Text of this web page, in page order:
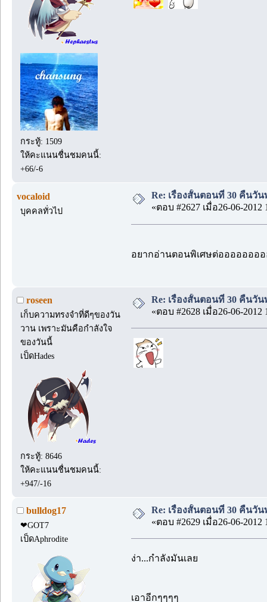
กระทู้: 1509
ให้คะแนนชื่นชมคนนี้:
+66/-6
vocaloid
บุคคลทั่วไป
Re: เรื่องสั้นตอนที่ 30 คืนวั
«ตอบ #2627 เมื่อ26-06-2012
อยากอ่านตอนพิเศษต่อออออออ
roseen
เก็บความทรงจำที่ดีๆของวัน
วาน เพราะมันคือกำลังใจ
ของวันนี้
เป็ดHades
กระทู้: 8646
ให้คะแนนชื่นชมคนนี้:
+947/-16
Re: เรื่องสั้นตอนที่ 30 คืนวั
«ตอบ #2628 เมื่อ26-06-2012
bulldog17
❤GOT7
เป็ดAphrodite
Re: เรื่องสั้นตอนที่ 30 คืนวั
«ตอบ #2629 เมื่อ26-06-2012
ง่า...กำลังมันเลย
เอาอีกๆๆๆๆ